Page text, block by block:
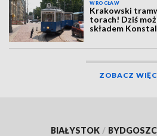
WROCŁAW
Krakowski
torach! Dziś
składem
ZOBACZ
BIAŁYSTOK /